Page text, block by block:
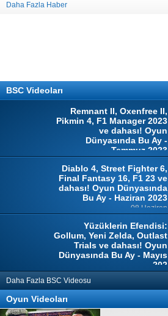
Daha Fazla Haber
BSC Videoları
Remnant II, Oxenfree II,
Pikmin 4, F1 Manager 2023
ve dahası! Oyun
Dünyasında Bu Ay -
Temmuz 2023
Diablo 4, Street Fighter 6,
Final Fantasy 16, F1 23 ve
dahası! Oyun Dünyasında
Bu Ay - Haziran 2023
08 Haziran
Yüzüklerin Efendisi:
Gollum, Yeni Zelda, Outlast
Trials ve dahası! Oyun
Dünyasında Bu Ay - Mayıs
202
Daha Fazla BSC Videosu
Oyun Videoları